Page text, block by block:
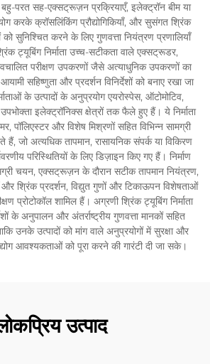
बहु-परत सह-एक्सट्रूज़न प्रक्रियाएँ, इलेक्ट्रॉन बीम या
करके क्रॉसलिंकिंग प्रौद्योगिकियाँ, और सुसंगत श्रिंक
सुनिश्चित करने के लिए गुणवत्ता नियंत्रण प्रणालियाँ
ट्यूबिंग निर्माता उच्च-सटीकता वाले एक्सट्रूडर,
परीक्षण उपकरणों जैसे अत्याधुनिक उपकरणों का
सहिष्णुता और प्रदर्शन विनिर्देशों को बनाए रखा जा
के उत्पादों के अनुप्रयोग एयरोस्पेस, ऑटोमोटिव,
इलेक्ट्रॉनिक्स क्षेत्रों तक फैले हुए हैं। ये निर्माता
पॉलिएस्टर और विशेष मिश्रणों सहित विभिन्न सामग्री
जो अत्यधिक तापमान, रासायनिक संपर्क या विकिरण
परिस्थितियों के लिए डिज़ाइन किए गए हैं। निर्माण
चयन, एक्सट्रूज़न के दौरान सटीक तापमान नियंत्रण,
और श्रिंक प्रदर्शन, विद्युत गुणों और टिकाऊपन विशेषताओं
प्रोटोकॉल शामिल हैं। अग्रणी श्रिंक ट्यूबिंग निर्माता
के अनुपालन और अंतर्राष्ट्रीय गुणवत्ता मानकों सहित
उनके उत्पादों को मांग वाले अनुप्रयोगों में सुरक्षा और
आवश्यकताओं को पूरा करने की गारंटी दी जा सके।
उत्पाद